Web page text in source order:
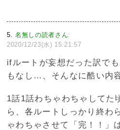
5 名無しの読者さん:
2020/12/23(水) 15:21:57
ifルートが妄想だった訳で
もなし…、そんなに酷い内
1話1話わちゃわちゃしてた
ら、各ルートしっかり終わ
ゃわちゃさせて「完！！」